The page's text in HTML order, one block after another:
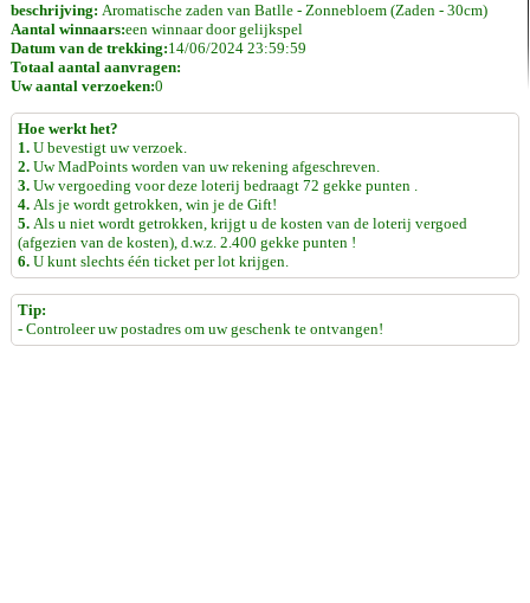
beschrijving: Aromatische zaden van Batlle - Zonnebloem (Zaden - 30cm)
Aantal winnaars:een winnaar door gelijkspel
Datum van de trekking:14/06/2024 23:59:59
Totaal aantal aanvragen:
Uw aantal verzoeken:0
Hoe werkt het?
1.U bevestigt uw verzoek.
2.Uw MadPoints worden van uw rekening afgeschreven.
3.Uw vergoeding voor deze loterij bedraagt 72 gekke punten .
4.Als je wordt getrokken, win je de Gift!
5.Als u niet wordt getrokken, krijgt u de kosten van de loterij vergoed
(afgezien van de kosten), d.w.z. 2.400 gekke punten !
6.U kunt slechts één ticket per lot krijgen.
Tip:
- Controleer uw postadres om uw geschenk te ontvangen!